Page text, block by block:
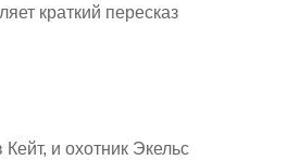
краткий пересказ
и охотник Экельс